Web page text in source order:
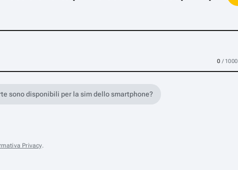
0 / 1000
sono disponibili per la sim dello smartphone?
Privacy.